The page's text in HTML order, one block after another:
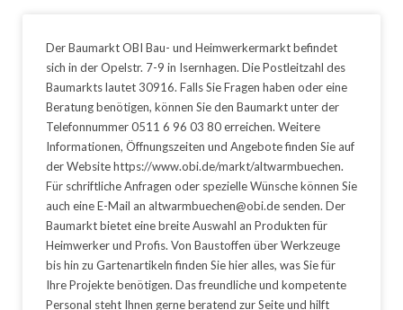
Der Baumarkt OBI Bau- und Heimwerkermarkt befindet
sich in der Opelstr. 7-9 in Isernhagen. Die Postleitzahl des
Baumarkts lautet 30916. Falls Sie Fragen haben oder eine
Beratung benötigen, können Sie den Baumarkt unter der
Telefonnummer 0511 6 96 03 80 erreichen. Weitere
Informationen, Öffnungszeiten und Angebote finden Sie auf
der Website https://www.obi.de/markt/altwarmbuechen.
Für schriftliche Anfragen oder spezielle Wünsche können Sie
auch eine E-Mail an altwarmbuechen@obi.de senden. Der
Baumarkt bietet eine breite Auswahl an Produkten für
Heimwerker und Profis. Von Baustoffen über Werkzeuge
bis hin zu Gartenartikeln finden Sie hier alles, was Sie für
Ihre Projekte benötigen. Das freundliche und kompetente
Personal steht Ihnen gerne beratend zur Seite und hilft